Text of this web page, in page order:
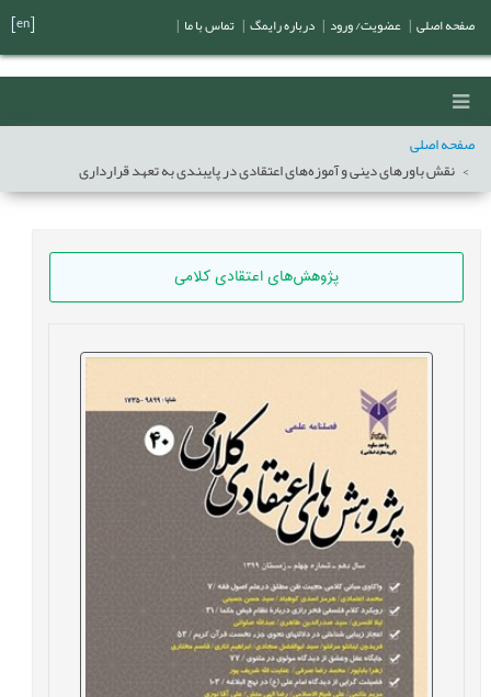
صفحه اصلی
نقش باورهای دینی و آموزه‌های اعتقادی در پایبندی به تعهد قرارداری
پژوهش‌های اعتقادی کلامی
صفحه اصلی عضویت/ ورود درباره رایمگ تماس با ما